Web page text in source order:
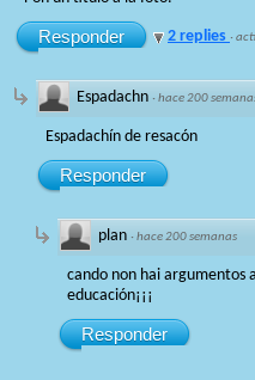
Responder 2 replies ·
Espadachn ·hace 200
Espadachín de resacón
Responder
plan ·hace 200 semanas
cando non hai argumentos
educación¡¡¡
Responder